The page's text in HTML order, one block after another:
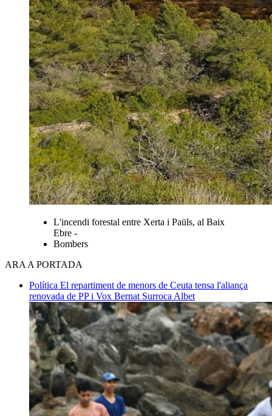
L'incendi forestal entre Xerta i Paüls, al Baix
Ebre -
Bombers
ARA A PORTADA
Política El repartiment de menors de Ceuta tensa l'aliança
renovada de PP i Vox Bernat Surroca Albet